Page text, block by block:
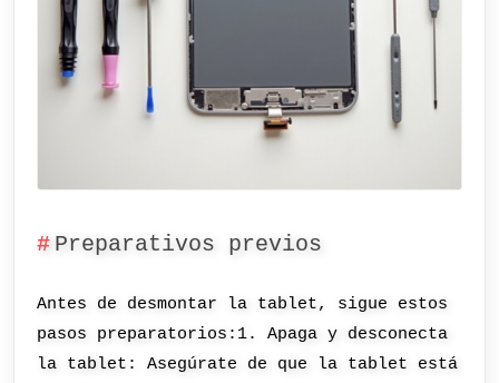
Preparativos previos
Antes de desmontar la tablet, sigue estos
pasos preparatorios:1. Apaga y desconecta
la tablet: Asegúrate de que la tablet está